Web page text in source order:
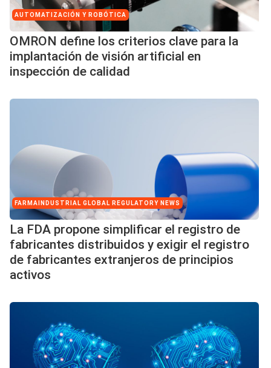
AUTOMATIZACIÓN Y ROBÓTICA
OMRON define los criterios clave para la
implantación de visión artificial en
inspección de calidad
FARMAINDUSTRIAL GLOBAL REGULATORY NEWS
La FDA propone simplificar el registro de
fabricantes distribuidos y exigir el registro
de fabricantes extranjeros de principios
activos